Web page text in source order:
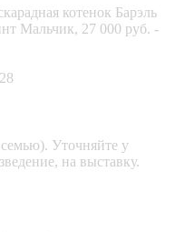
Уточняйте у
на выставку.